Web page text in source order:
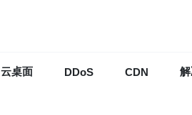
云桌面 DDoS CDN